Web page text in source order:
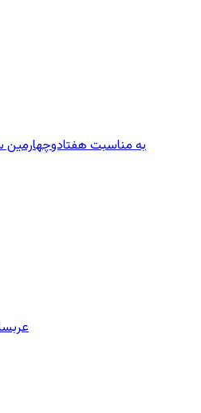
به مناسبت هفتادوچهارمین سالروز: